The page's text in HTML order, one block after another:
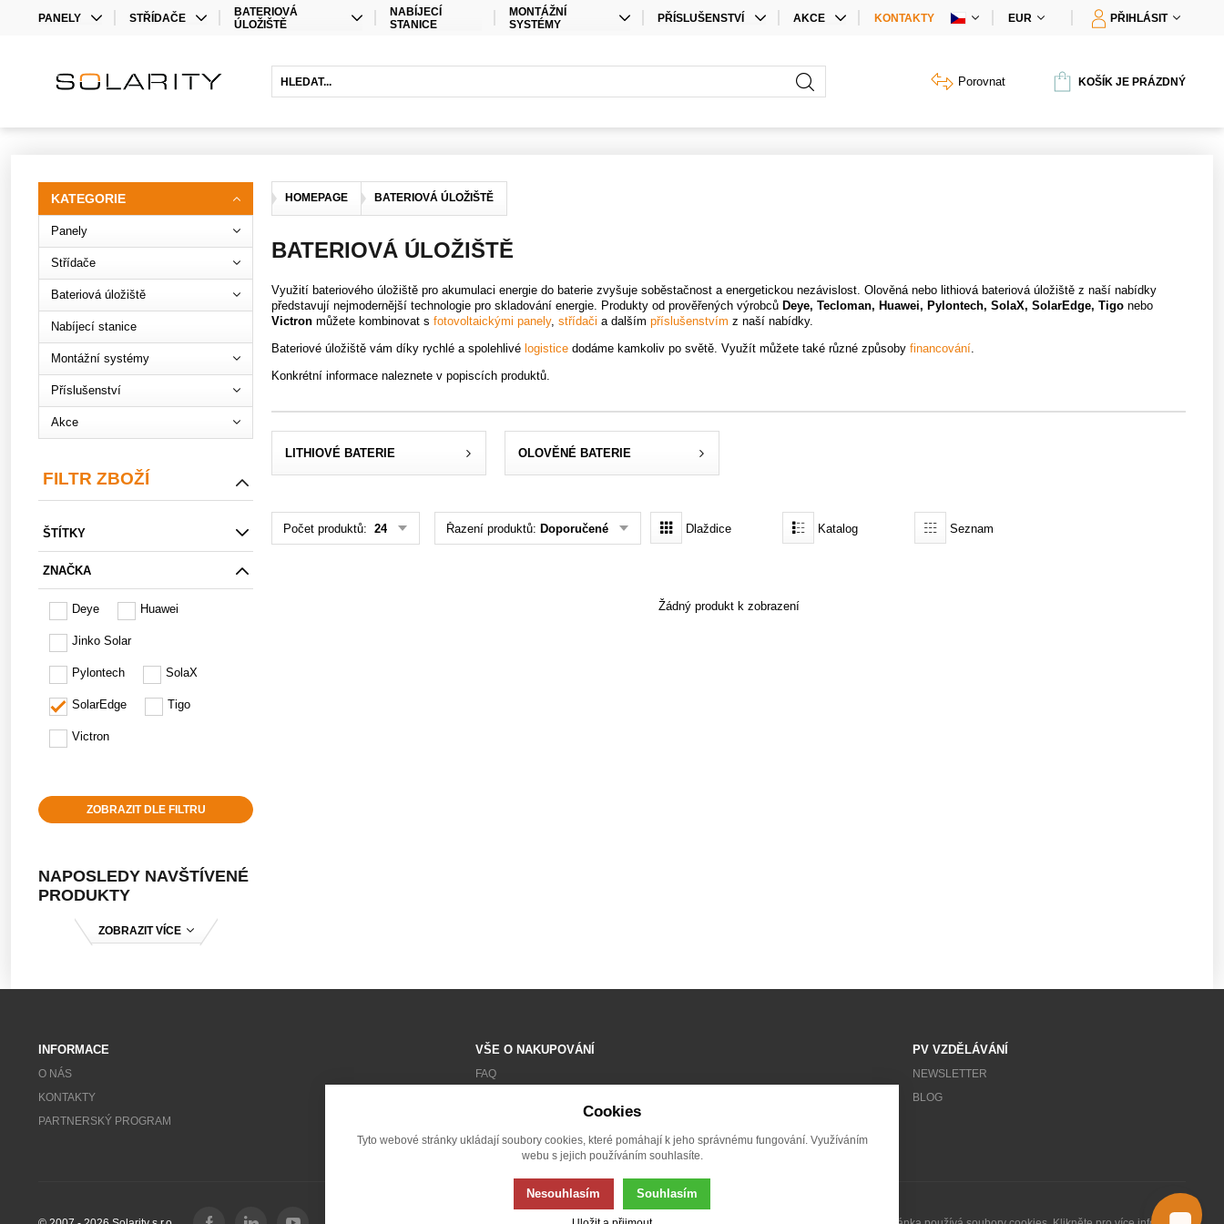
PANELY
BIFACIAL
STŘÍDAČE
OPTIMIZÉRY
BATERIOVÁ
ÚLOŽIŠTĚ
OLOVĚNÉ BATERIE
NABÍJECÍ
STANICE
MONTÁŽNÍ
SYSTÉMY
PŘÍSLUŠENSTVÍ
PŘÍSLUŠENSTVÍ ÚLOŽIŠTĚ
AKCE
SADY PRODUKTŮ
KONTAKTY EUR PŘIHLÁSIT
Porovnat KOŠÍK JE PRÁZDNÝ
HOMEPAGE BATERIOVÁ ÚLOŽIŠTĚ
BATERIOVÁ ÚLOŽIŠTĚ
Využití bateriového úložiště pro akumulaci energie do baterie zvyšuje soběstačnost a energetickou nezávislost. Olověná nebo lithiová bateriová úložiště z naší nabídky
představují nejmodernější technologie pro skladování energie. Produkty od prověřených výrobců Deye, Tecloman, Huawei, Pylontech, SolaX, SolarEdge, Tigo nebo
Victron můžete kombinovat s fotovoltaickými panely, střídači a dalším příslušenstvím z naší nabídky.
Bateriové úložiště vám díky rychlé a spolehlivé logistice dodáme kamkoliv po světě. Využít můžete také různé způsoby financování.
Konkrétní informace naleznete v popiscích produktů.
LITHIOVÉ BATERIE OLOVĚNÉ BATERIE
Počet produktů: 24 Řazení produktů: Doporučené Dlaždice Katalog Seznam
Žádný produkt k zobrazení
KATEGORIE
Panely
Střídače
Bateriová úložiště
Nabíjecí stanice
Montážní systémy
Příslušenství
Akce
FILTR ZBOŽÍ
ŠTÍTKY
ZNAČKA
Deye Huawei
Jinko Solar
Pylontech SolaX
SolarEdge Tigo
Victron
ZOBRAZIT DLE FILTRU
NAPOSLEDY NAVŠTÍVENÉ
PRODUKTY
ZOBRAZIT VÍCE
INFORMACE
O NÁS
KONTAKTY
PARTNERSKÝ PROGRAM
VŠE O NAKUPOVÁNÍ
FAQ
REKLAMACE
PV VZDĚLÁVÁNÍ
NEWSLETTER
BLOG
Cookies
Tyto webové stránky ukládají soubory cookies, které pomáhají k jeho správnému fungování. Využíváním
webu s jejich používáním souhlasíte.
Nesouhlasím Souhlasím